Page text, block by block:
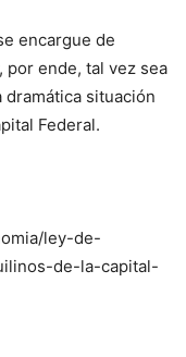
encargue de
por ende, tal vez sea
situación
Federal.
ley-de-
de-la-capital-